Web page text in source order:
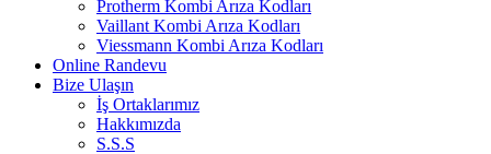
Protherm Kombi Arıza Kodları
Vaillant Kombi Arıza Kodları
Viessmann Kombi Arıza Kodları
Online Randevu
Bize Ulaşın
İş Ortaklarımız
Hakkımızda
S.S.S